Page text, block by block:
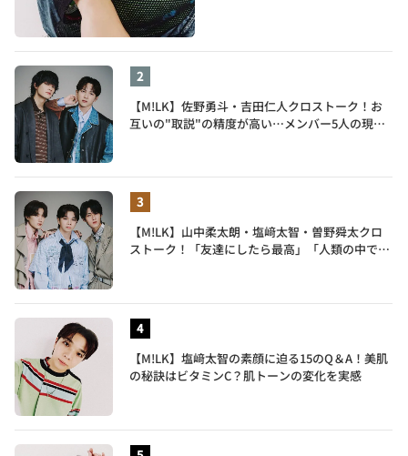
【M!LK】佐野勇斗・吉田仁人クロストーク！お
互いの"取説"の精度が高い…メンバー5人の現在
【M!LK】山中柔太朗・塩﨑太智・曽野舜太クロ
ストーク！「友達にしたら最高」「人類の中で桁
【M!LK】塩﨑太智の素顔に迫る15のQ＆A！美肌
の秘訣はビタミンC？肌トーンの変化を実感